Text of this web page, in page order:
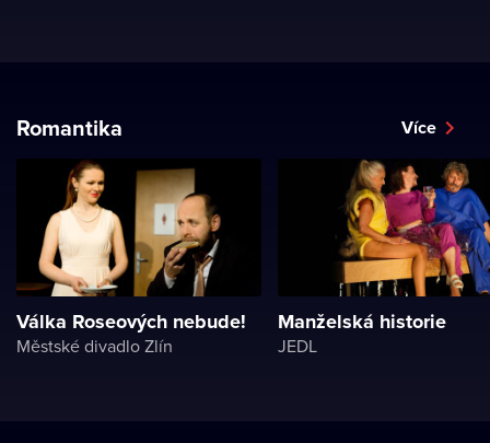
Romantika Více
Válka Roseových nebude!
Městské divadlo Zlín
Manželská historie
JEDL